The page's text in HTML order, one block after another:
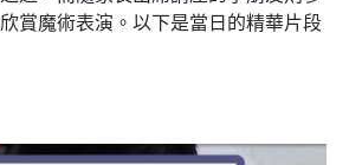
賞魔術表演。以下是當日的精華片段